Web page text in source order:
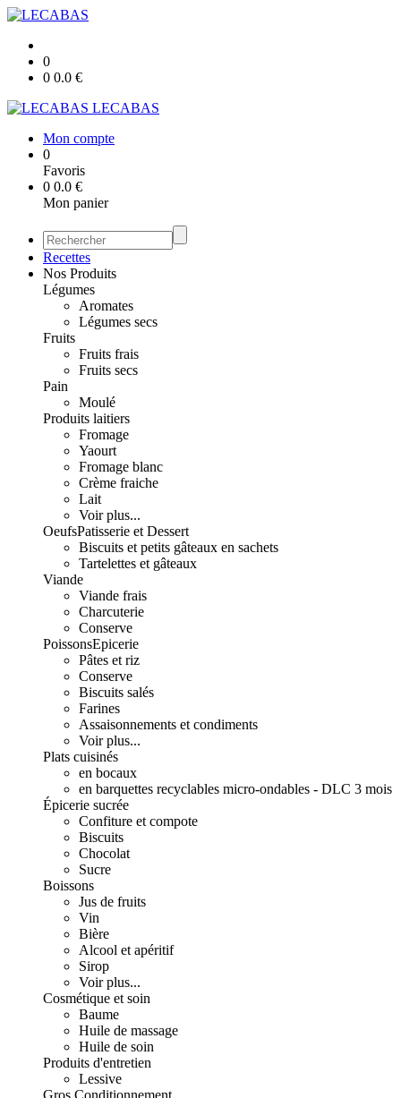
0
0 0.0 €
LECABAS
Mon compte
0
Favoris
0 0.0 €
Mon panier
Recettes
Nos Produits
Légumes
Aromates
Légumes secs
Fruits
Fruits frais
Fruits secs
Pain
Moulé
Produits laitiers
Fromage
Yaourt
Fromage blanc
Crème fraiche
Lait
Voir plus...
OeufsPatisserie et Dessert
Biscuits et petits gâteaux en sachets
Tartelettes et gâteaux
Viande
Viande frais
Charcuterie
Conserve
PoissonsEpicerie
Pâtes et riz
Conserve
Biscuits salés
Farines
Assaisonnements et condiments
Voir plus...
Plats cuisinés
en bocaux
en barquettes recyclables micro-ondables - DLC 3 mois
Épicerie sucrée
Confiture et compote
Biscuits
Chocolat
Sucre
Boissons
Jus de fruits
Vin
Bière
Alcool et apéritif
Sirop
Voir plus...
Cosmétique et soin
Baume
Huile de massage
Huile de soin
Produits d'entretien
Lessive
Gros Conditionnement